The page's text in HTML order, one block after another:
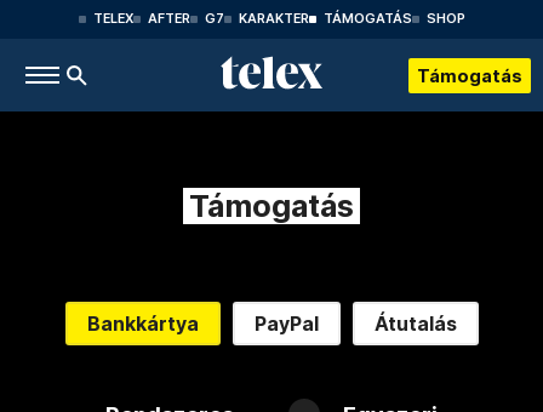
TELEX AFTER G7 KARAKTER TÁMOGATÁS SHOP
Támogatás
Támogatás
Bankkártya PayPal Átutalás